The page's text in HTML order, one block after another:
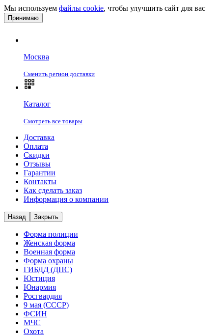
Мы используем файлы cookie, чтобы улучшить сайт для вас
Принимаю
Москва
Сменить регион доставки
Каталог
Смотреть все товары
Доставка
Оплата
Скидки
Отзывы
Гарантии
Контакты
Как сделать заказ
Информация о компании
Назад Закрыть
Форма полиции
Женская форма
Военная форма
Форма охраны
ГИБДД (ДПС)
Юстиция
Юнармия
Росгвардия
9 мая (СССР)
ФСИН
МЧС
Охота